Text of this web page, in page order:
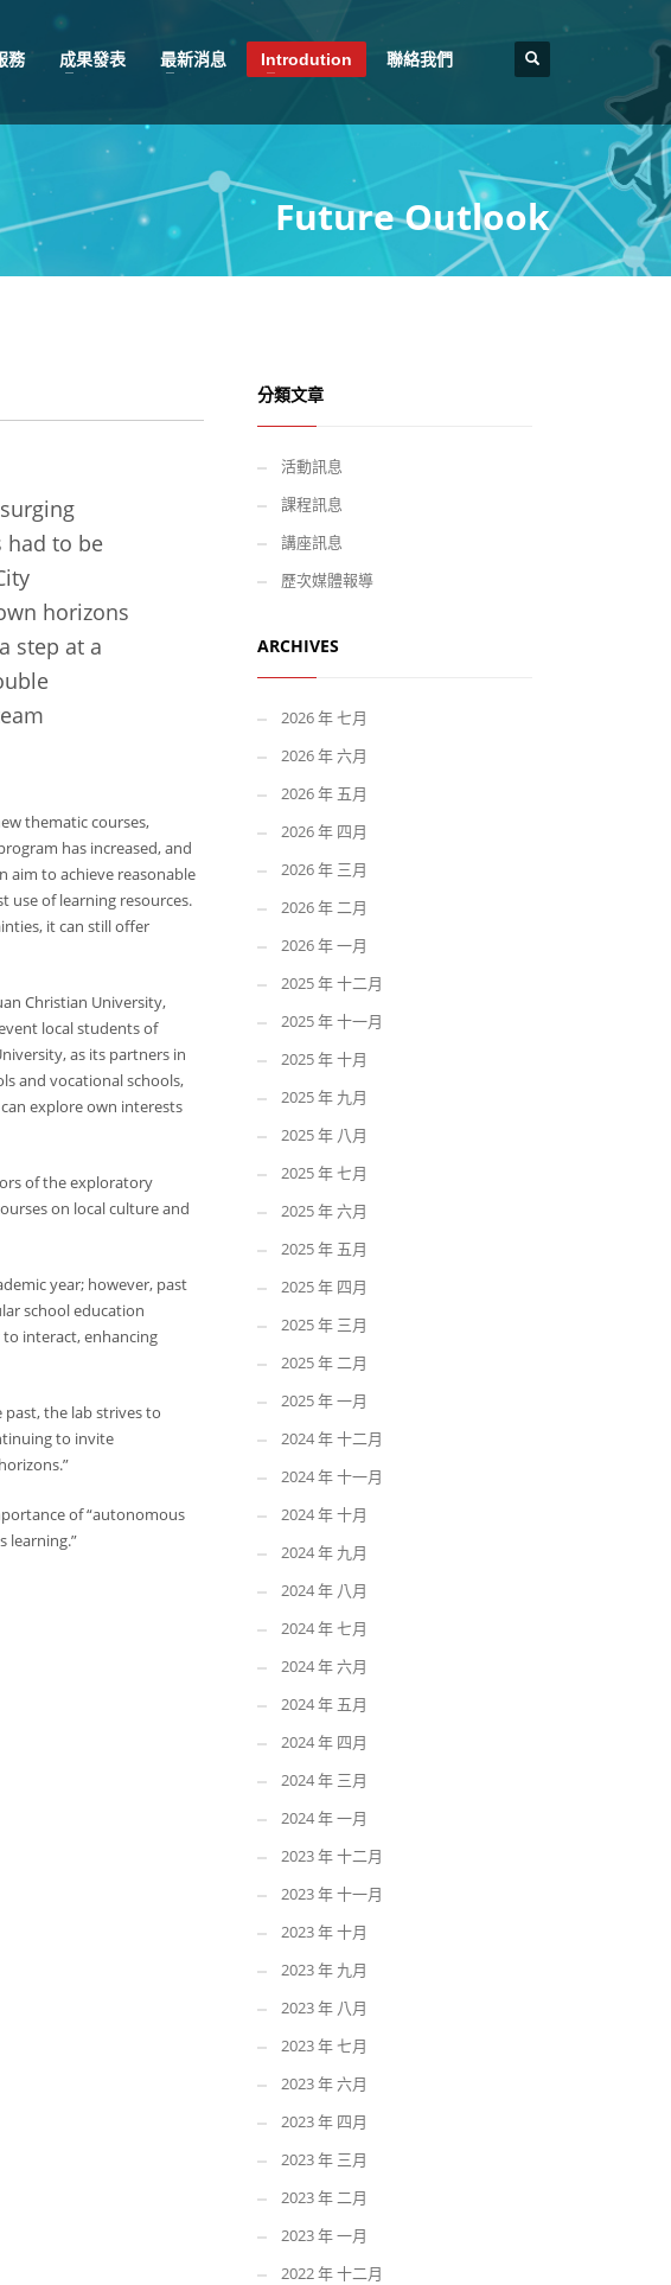
務 成果發表 最新消息 Introdution 聯絡我們
Future Outlook
had to be
horizons
step at a
thematic courses,
has increased, and
aim to achieve reasonable
use of learning resources.
it can still offer
Christian University,
local students of
as its partners in
and vocational schools,
explore own interests
of the exploratory
on local culture and
year; however, past
school education
interact, enhancing
past, the lab strives to
to invite
of “autonomous
learning.”
分類文章
活動訊息
課程訊息
講座訊息
歷次媒體報導
ARCHIVES
2026 年 七月
2026 年 六月
2026 年 五月
2026 年 四月
2026 年 三月
2026 年 二月
2026 年 一月
2025 年 十二月
2025 年 十一月
2025 年 十月
2025 年 九月
2025 年 八月
2025 年 七月
2025 年 六月
2025 年 五月
2025 年 四月
2025 年 三月
2025 年 二月
2025 年 一月
2024 年 十二月
2024 年 十一月
2024 年 十月
2024 年 九月
2024 年 八月
2024 年 七月
2024 年 六月
2024 年 五月
2024 年 四月
2024 年 三月
2024 年 一月
2023 年 十二月
2023 年 十一月
2023 年 十月
2023 年 九月
2023 年 八月
2023 年 七月
2023 年 六月
2023 年 四月
2023 年 三月
2023 年 二月
2023 年 一月
2022 年 十二月